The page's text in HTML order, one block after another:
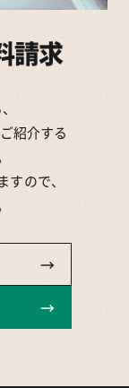
請求
紹介する
ので、
→
→